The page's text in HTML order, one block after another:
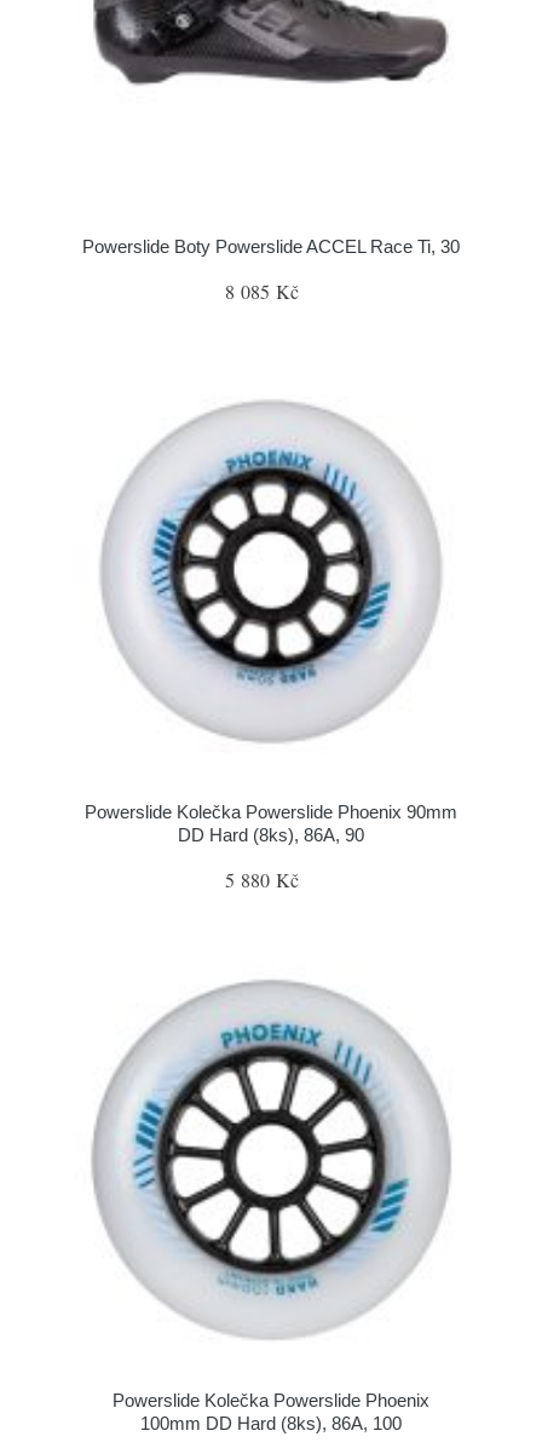
Powerslide Boty Powerslide ACCEL Race Ti, 30
8 085 Kč
Powerslide Kolečka Powerslide Phoenix 90mm
DD Hard (8ks), 86A, 90
5 880 Kč
Powerslide Kolečka Powerslide Phoenix
100mm DD Hard (8ks), 86A, 100